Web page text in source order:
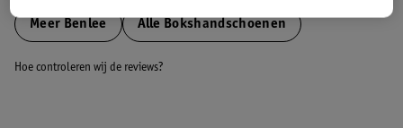
Meer Benlee Alle Bokshandschoenen
Hoe controleren wij de reviews?